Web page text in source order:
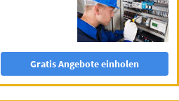
Gratis Angebote einholen